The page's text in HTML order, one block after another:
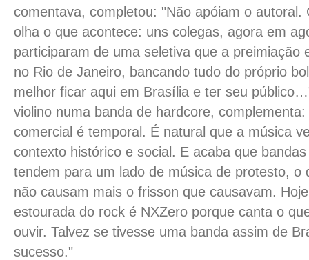
comentava, completou: "Não apóiam o autoral.
olha o que acontece: uns colegas, agora em
participaram de uma seletiva que a preimiação
no Rio de Janeiro, bancando tudo do próprio
melhor ficar aqui em Brasília e ter seu
violino numa banda de hardcore, complementa:
comercial é temporal. É natural que a música
contexto histórico e social. E acaba que
tendem para um lado de música de protesto, o
não causam mais o frisson que causavam.
estourada do rock é NXZero porque canta o
ouvir. Talvez se tivesse uma banda assim de
sucesso."